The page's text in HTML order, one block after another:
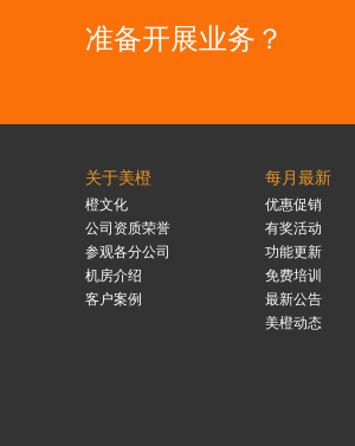
准备开展业务？
关于美橙
橙文化
公司资质荣誉
参观各分公司
机房介绍
客户案例
每月最新
优惠促销
有奖活动
功能更新
免费培训
最新公告
美橙动态